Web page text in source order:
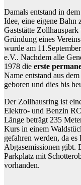
Damals entstand in
Idee, eine eigene Bahn
Gaststätte
Gründung eines
wurde am
e.V.. Nachdem alle
1978 die erste
Name entstand aus
geboren und dies bis
Der Zollhausring ist
Elektro- und Benzin
Länge beträgt 235
Kurs in einem
gefahren werden, da
Abgasemissionen gibt.
Parkplatz mit
vorhanden.